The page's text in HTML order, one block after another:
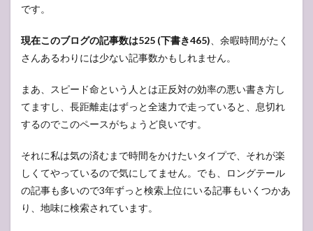
3
ブロ
した
ばか
りの
人は
をし
てお
くと
良い
です
です。
現在このブログの記事数は525 (下書き465)、余暇時間がたく
さんあるわりには少ない記事数かもしれません。
まあ、スピード命という人とは正反対の効率の悪い書き方し
てますし、長距離走はずっと全速力で走っていると、息切れ
するのでこのペースがちょうど良いです。
それに私は気の済むまで時間をかけたいタイプで、それが楽
しくてやっているので気にしてません。でも、ロングテール
の記事も多いので3年ずっと検索上位にいる記事もいくつかあ
り、地味に検索されています。